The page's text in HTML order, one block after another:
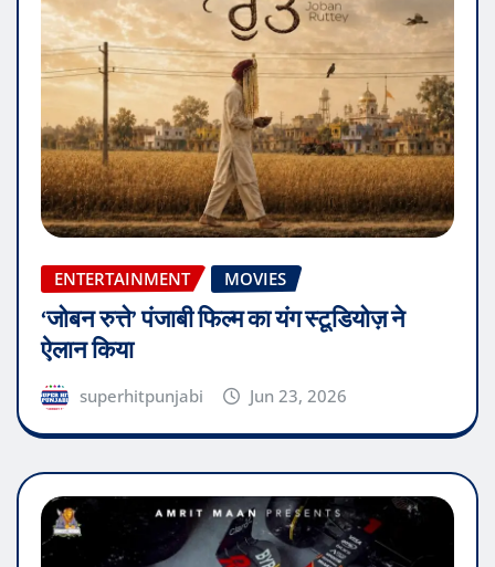
ENTERTAINMENT MOVIES
‘जोबन रुत्ते’ पंजाबी फिल्म का यंग स्टूडियोज़ ने
ऐलान किया
superhitpunjabi Jun 23, 2026